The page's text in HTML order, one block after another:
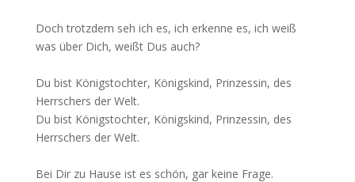
Doch trotzdem seh ich es, ich erkenne es, ich weiß
was über Dich, weißt Dus auch?
Du bist Königstochter, Königskind, Prinzessin, des
Herrschers der Welt.
Du bist Königstochter, Königskind, Prinzessin, des
Herrschers der Welt.
Bei Dir zu Hause ist es schön, gar keine Frage.